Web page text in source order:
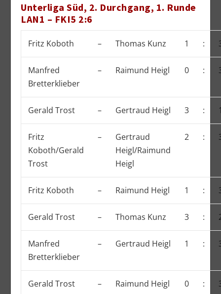
Unterliga Süd, 2. Durchgang, 1. Runde
LAN1 – FKI5 2:6
Fritz Koboth – Thomas Kunz 1 :
Manfred
Bretterklieber
– Raimund Heigl 0 :
Gerald Trost – Gertraud Heigl 3 :
Fritz
Koboth/Gerald
Trost
–
Gertraud
Heigl/Raimund
Heigl
2 :
Fritz Koboth – Raimund Heigl 1 :
Gerald Trost – Thomas Kunz 3 :
Manfred
Bretterklieber
– Gertraud Heigl 1 :
Gerald Trost – Raimund Heigl 0 :